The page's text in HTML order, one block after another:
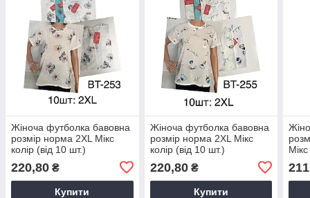
Жіноча футболка бавовна
розмір норма 2XL Мікс
колір (від 10 шт.)
220,80 ₴
Купити
Жіноча футболка бавовна
розмір норма 2XL Мікс
колір (від 10 шт.)
220,80₴
Купити